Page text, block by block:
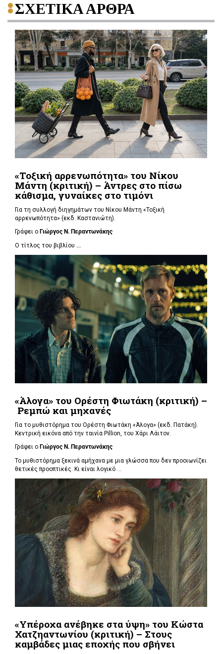
ΣΧΕΤΙΚΑ ΑΡΘΡΑ
«Τοξική αρρενωπότητα» του Νίκου
Μάντη (κριτική) – Άντρες στο πίσω
κάθισμα, γυναίκες στο τιμόνι
Για τη συλλογή διηγημάτων του Νίκου Μάντη «Τοξική
αρρενωπότητα» (εκδ. Καστανιώτη).
Γράφει ο Γιώργος Ν. Περαντωνάκης
Ο τίτλος του βιβλίου ...
«Άλογα» του Ορέστη Φιωτάκη (κριτική) –
Ρεμπώ και μηχανές
Για το μυθιστόρημα του Ορέστη Φιωτάκη «Άλογα» (εκδ. Πατάκη).
Κεντρική εικόνα από την ταινία Pillion, του Χάρι Λάιτον.
Γράφει ο Γιώργος Ν. Περαντωνάκης
Το μυθιστόρημα ξεκινά αμήχανα με μια γλώσσα που δεν προοιωνίζει
θετικές προοπτικές. Κι είναι λογικό ...
«Υπέροχα ανέβηκε στα ύψη» του Κώστα
Χατζηαντωνίου (κριτική) – Στους
καμβάδες μιας εποχής που σβήνει